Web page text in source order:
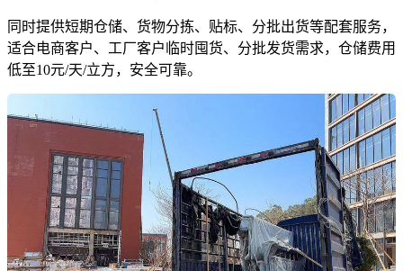
同时提供短期仓储、货物分拣、贴标、分批出货等配套服务，
适合电商客户、工厂客户临时囤货、分批发货需求，仓储费用
低至10元/天/立方，安全可靠。